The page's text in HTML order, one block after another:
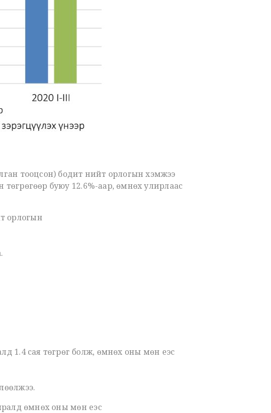
тооцсон) бодит нийт орлогын хэмжээ
буюу 12.6%-аар, өмнөх улирлаас
орлогын
1.4 сая төгрөг болж, өмнөх оны мөн үеэс
өмнөх оны мөн үеэс